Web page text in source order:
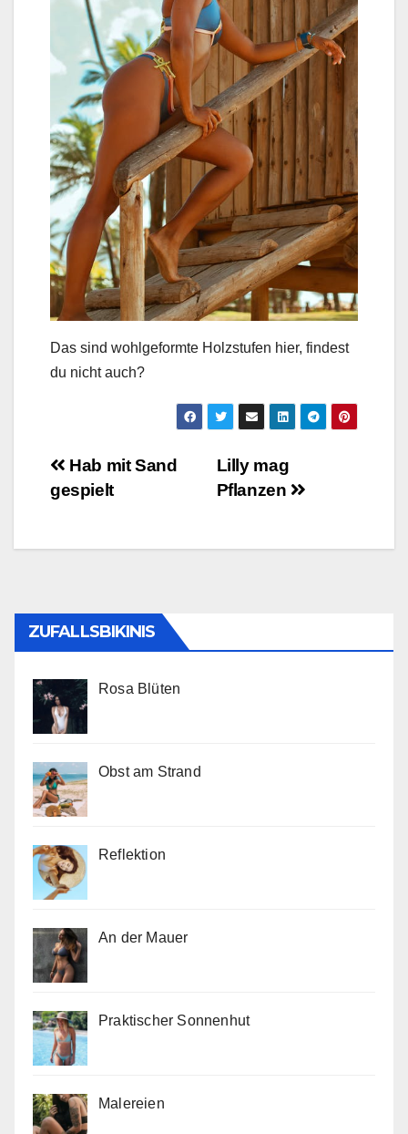
Das sind wohlgeformte Holzstufen hier, findest
du nicht auch?
Beitragsnavigation
Lilly mag
Pflanzen
Hab mit Sand
gespielt
ZUFALLSBIKINIS
Rosa Blüten
Obst am Strand
Reflektion
An der Mauer
Praktischer Sonnenhut
Malereien